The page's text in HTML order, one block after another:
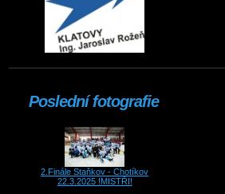
Poslední fotografie
2.Finále Staňkov - Chotíkov
22.3.2025 !MISTŘI!